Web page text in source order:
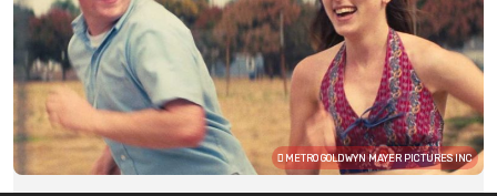
METRO GOLDWYN MAYER PICTURES INC